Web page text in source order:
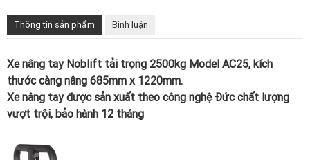
Thông tin sản phẩm Bình luận
Xe nâng tay Noblift tải trọng 2500kg Model AC25, kích
thước càng nâng 685mm x 1220mm.
Xe nâng tay được sản xuất theo công nghệ Đức chất lượng
vượt trội, bảo hành 12 tháng